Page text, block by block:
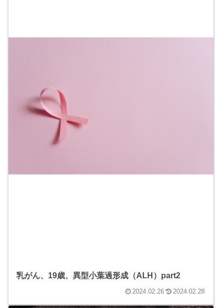
乳がん、19歳、異型小葉過形成（ALH）part2
2024.02.26 2024.02.28